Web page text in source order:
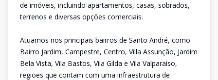
de imóveis, incluindo apartamentos, casas, sobrados,
terrenos e diversas opções comerciais.
Atuamos nos principais bairros de Santo André, como
Bairro Jardim, Campestre, Centro, Villa Assunção, Jardim
Bela Vista, Vila Bastos, Vila Gilda e Vila Valparaíso,
regiões que contam com uma infraestrutura de